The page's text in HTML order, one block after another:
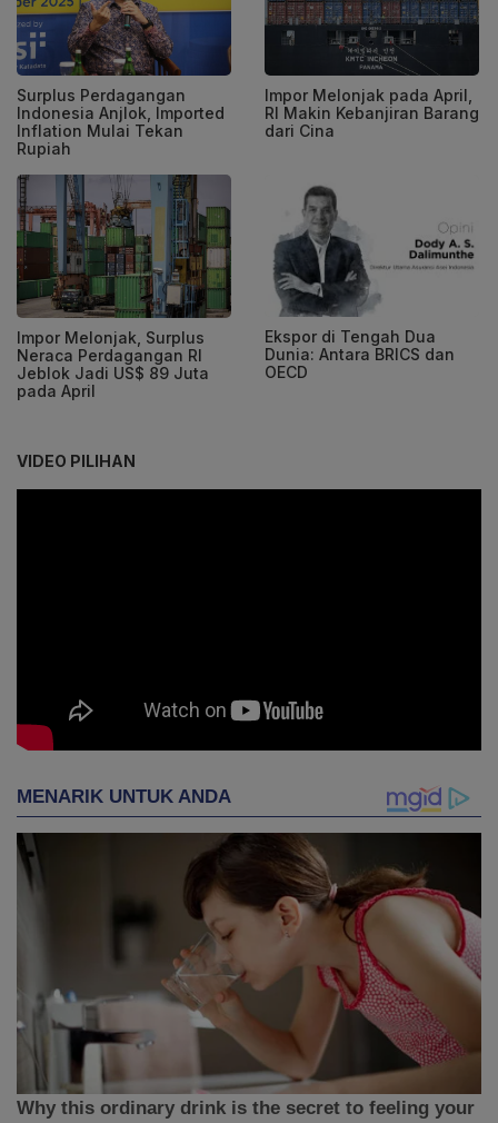
Surplus Perdagangan
Indonesia Anjlok, Imported
Inflation Mulai Tekan
Rupiah
Impor Melonjak pada April,
RI Makin Kebanjiran Barang
dari Cina
Impor Melonjak, Surplus
Neraca Perdagangan RI
Jeblok Jadi US$ 89 Juta
pada April
Ekspor di Tengah Dua
Dunia: Antara BRICS dan
OECD
VIDEO PILIHAN